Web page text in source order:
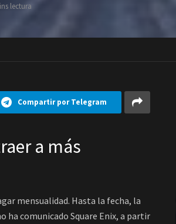
lectura
Compartir por Telegram
a más
mensualidad. Hasta la fecha, la
ha comunicado Square Enix, a partir